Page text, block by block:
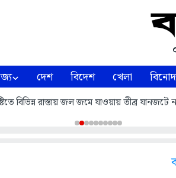
দেশ বিদেশ খেলা
বিভিন্ন রাস্তায় জল জমে যাওয়ায় তীব্র যানজটে